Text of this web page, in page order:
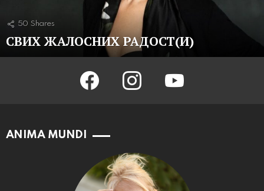
50 Shares
СВИХ ЖАЛОСНИХ РАДОСТ(И)
facebook instagram youtube
ANIMA MUNDI